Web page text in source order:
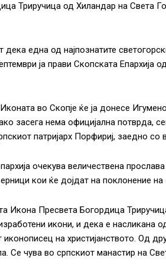
Триручица од Хиландар на Света
една од најпознатите
ја прави Скопската Епархија
во Скопје ќе ја донесе
засега нема официјална потврда,
патријарх Порфириј, заедно
очекува величествена
кои ќе дојдат на поклонение
Икона Пресвета Богордица
икони, и дека е насликана
иконописец на христијанството. Од
Се чува во српскиот манастир на